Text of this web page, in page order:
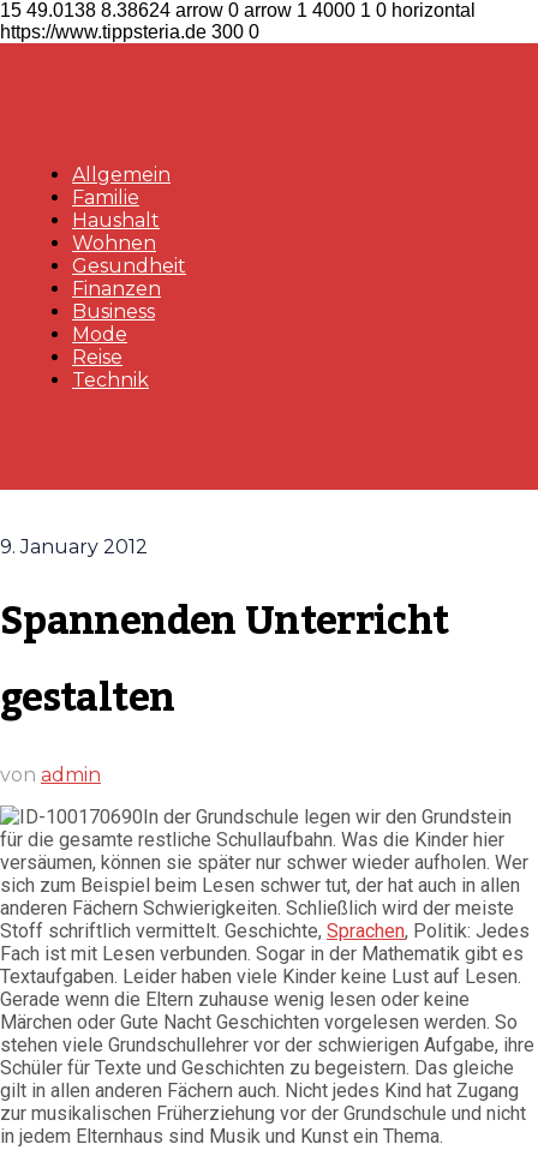
15 49.0138 8.38624 arrow 0 arrow 1 4000 1 0 horizontal
https://www.tippsteria.de 300 0
Allgemein
Familie
Haushalt
Wohnen
Gesundheit
Finanzen
Business
Mode
Reise
Technik
9. January 2012
Spannenden Unterricht
gestalten
von admin
In der Grundschule legen wir den Grundstein
für die gesamte restliche Schullaufbahn. Was die Kinder hier
versäumen, können sie später nur schwer wieder aufholen. Wer
sich zum Beispiel beim Lesen schwer tut, der hat auch in allen
anderen Fächern Schwierigkeiten. Schließlich wird der meiste
Stoff schriftlich vermittelt. Geschichte, Sprachen, Politik: Jedes
Fach ist mit Lesen verbunden. Sogar in der Mathematik gibt es
Textaufgaben. Leider haben viele Kinder keine Lust auf Lesen.
Gerade wenn die Eltern zuhause wenig lesen oder keine
Märchen oder Gute Nacht Geschichten vorgelesen werden. So
stehen viele Grundschullehrer vor der schwierigen Aufgabe, ihre
Schüler für Texte und Geschichten zu begeistern. Das gleiche
gilt in allen anderen Fächern auch. Nicht jedes Kind hat Zugang
zur musikalischen Früherziehung vor der Grundschule und nicht
in jedem Elternhaus sind Musik und Kunst ein Thema.